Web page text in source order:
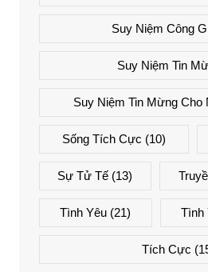
Suy Niệm Công
Suy Niệm Tin
Suy Niệm Tin Mừng Cho
Sống Tích Cực (10)
Sự Tử Tế (13)
Tình Yêu (21) Tình
Tích Cực